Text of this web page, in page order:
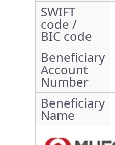
SWIFT
code /
BIC code
Beneficiary
Account
Number
Beneficiary
Name